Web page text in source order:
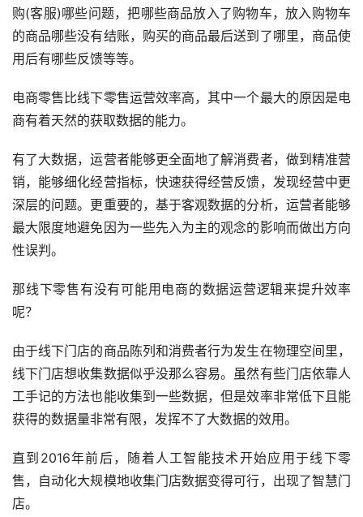
购(客服)哪些问题，把哪些商品放入了购物车，放入购物车
的商品哪些没有结账，购买的商品最后送到了哪里，商品使
用后有哪些反馈等等。
电商零售比线下零售运营效率高，其中一个最大的原因是电
商有着天然的获取数据的能力。
有了大数据，运营者能够更全面地了解消费者，做到精准营
销，能够细化经营指标，快速获得经营反馈，发现经营中更
深层的问题。更重要的，基于客观数据的分析，运营者能够
最大限度地避免因为一些先入为主的观念的影响而做出方向
性误判。
那线下零售有没有可能用电商的数据运营逻辑来提升效率
呢？
由于线下门店的商品陈列和消费者行为发生在物理空间里，
线下门店想收集数据似乎没那么容易。虽然有些门店依靠人
工手记的方法也能收集到一些数据，但是效率非常低下且能
获得的数据量非常有限，发挥不了大数据的效用。
直到2016年前后，随着人工智能技术开始应用于线下零
售，自动化大规模地收集门店数据变得可行，出现了智慧门
店。